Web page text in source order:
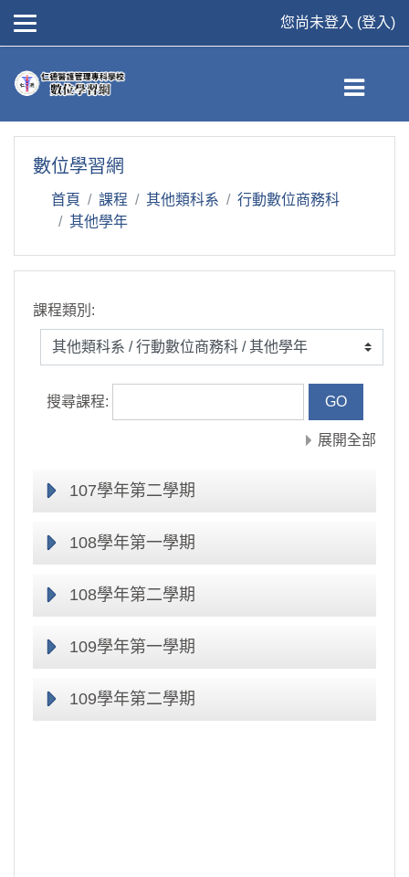
您尚未登入 (登入)
數位學習網
首頁 課程 其他類科系
行動數位商務科
其他學年
課程類別:
搜尋課程:
展開全部
107學年第二學期
108學年第一學期
108學年第二學期
109學年第一學期
109學年第二學期